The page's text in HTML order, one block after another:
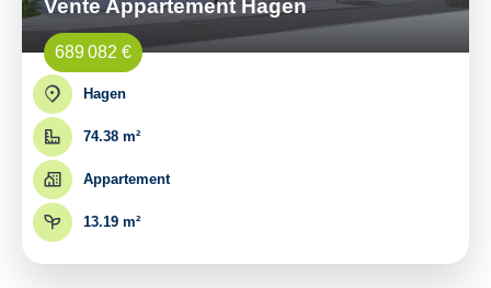
Vente Appartement Hagen
689 082 €
Hagen
74.38 m²
Appartement
13.19 m²